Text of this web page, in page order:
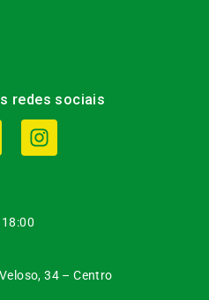
redes sociais
34 – Centro